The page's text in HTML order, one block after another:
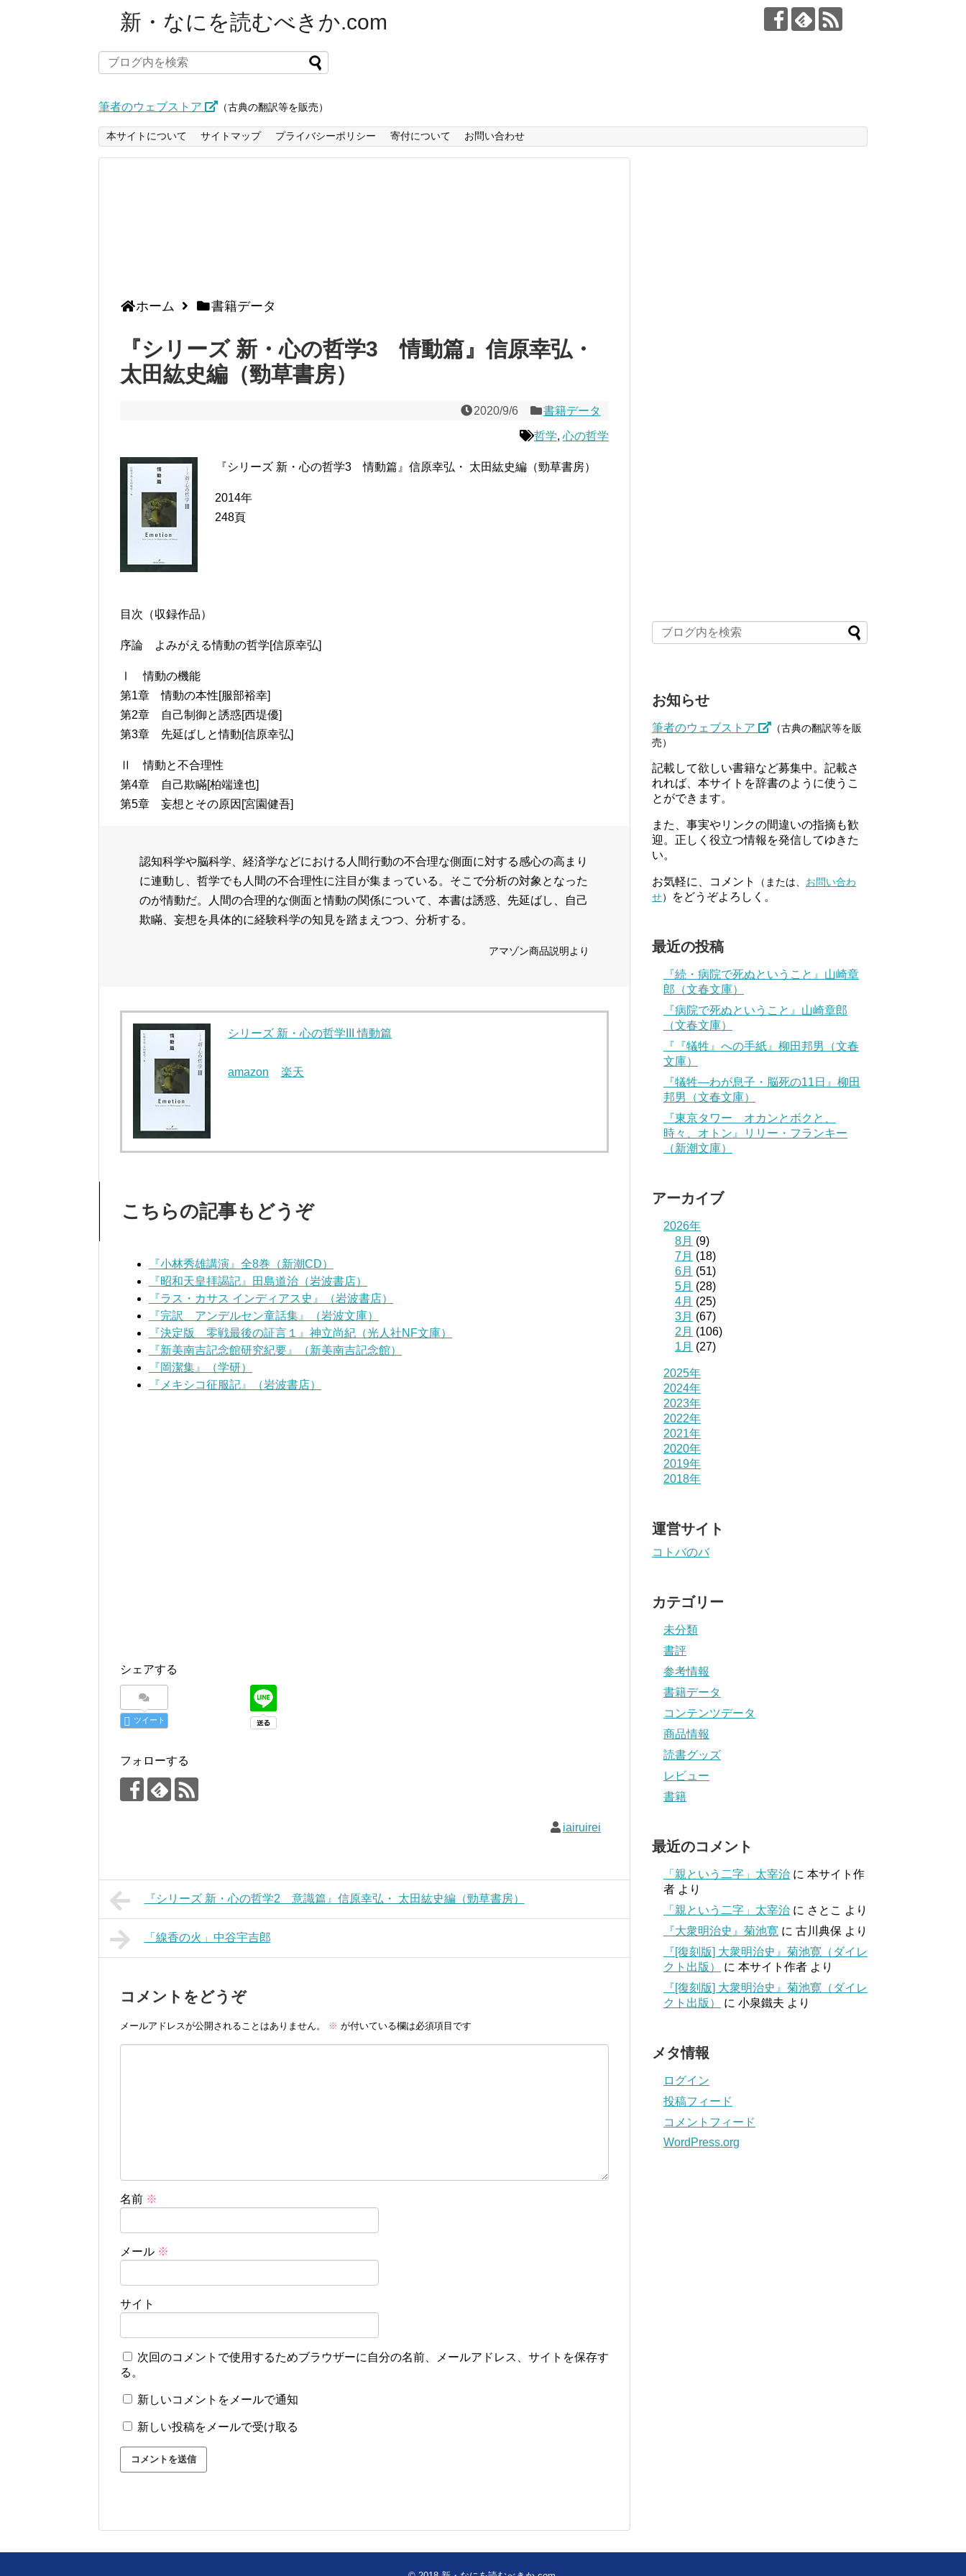
新・なにを読むべきか.com
筆者のウェブストア （古典の翻訳等を販売）
本サイトについて サイトマップ プライバシーポリシー 寄付について お問い合わせ
ホーム 書籍データ
『シリーズ 新・心の哲学3 情動篇』信原幸弘・
太田紘史編（勁草書房）
2020/9/6 書籍データ
哲学, 心の哲学
『シリーズ 新・心の哲学3 情動篇』信原幸弘・ 太田紘史編（勁草書房）
2014年
248頁
目次（収録作品）
序論 よみがえる情動の哲学[信原幸弘]
Ⅰ 情動の機能
第1章 情動の本性[服部裕幸]
第2章 自己制御と誘惑[西堤優]
第3章 先延ばしと情動[信原幸弘]
Ⅱ 情動と不合理性
第4章 自己欺瞞[柏端達也]
第5章 妄想とその原因[宮園健吾]
認知科学や脳科学、経済学などにおける人間行動の不合理な側面に対する感心の高まり
に連動し、哲学でも人間の不合理性に注目が集まっている。そこで分析の対象となった
のが情動だ。人間の合理的な側面と情動の関係について、本書は誘惑、先延ばし、自己
欺瞞、妄想を具体的に経験科学の知見を踏まえつつ、分析する。
アマゾン商品説明より
シリーズ 新・心の哲学III 情動篇
amazon 楽天
こちらの記事もどうぞ
『小林秀雄講演』全8巻（新潮CD）
『昭和天皇拝謁記』田島道治（岩波書店）
『ラス・カサス インディアス史』（岩波書店）
『完訳 アンデルセン童話集』（岩波文庫）
『決定版 零戦最後の証言１』神立尚紀（光人社NF文庫）
『新美南吉記念館研究紀要』（新美南吉記念館）
『岡潔集』（学研）
『メキシコ征服記』（岩波書店）
シェアする
ツイート
フォローする
iairuirei
『シリーズ 新・心の哲学2 意識篇』信原幸弘・ 太田紘史編（勁草書房）
「線香の火」中谷宇吉郎
コメントをどうぞ
メールアドレスが公開されることはありません。 ※ が付いている欄は必須項目です
名前 ※
メール ※
サイト
次回のコメントで使用するためブラウザーに自分の名前、メールアドレス、サイトを保存す
る。
新しいコメントをメールで通知
新しい投稿をメールで受け取る
お知らせ
筆者のウェブストア
（古典の翻訳等を販
売）
記載して欲しい書籍など募集中。記載さ
れれば、本サイトを辞書のように使うこ
とができます。
また、事実やリンクの間違いの指摘も歓
迎。正しく役立つ情報を発信してゆきた
い。
お気軽に、コメント （または、 お問い合わ
せ） をどうぞよろしく。
最近の投稿
『続・病院で死ぬということ』山崎章
郎（文春文庫）
『病院で死ぬということ』山崎章郎
（文春文庫）
『『犠牲』への手紙』柳田邦男（文春
文庫）
『犠牲―わが息子・脳死の11日』柳田
邦男（文春文庫）
『東京タワー オカンとボクと、
時々、オトン』リリー・フランキー
（新潮文庫）
アーカイブ
2026年
8月 (9)
7月 (18)
6月 (51)
5月 (28)
4月 (25)
3月 (67)
2月 (106)
1月 (27)
2025年
2024年
2023年
2022年
2021年
2020年
2019年
2018年
運営サイト
コトバのバ
カテゴリー
未分類
書評
参考情報
書籍データ
コンテンツデータ
商品情報
読書グッズ
レビュー
書籍
最近のコメント
「親という二字」太宰治 に 本サイト作
者 より
「親という二字」太宰治 に さとこ より
『大衆明治史』菊池寛 に 古川典保 より
『[復刻版] 大衆明治史』菊池寛（ダイレ
クト出版）
に 本サイト作者 より
『[復刻版] 大衆明治史』菊池寛（ダイレ
クト出版）
に 小泉鐵夫 より
メタ情報
ログイン
投稿フィード
コメントフィード
WordPress.org